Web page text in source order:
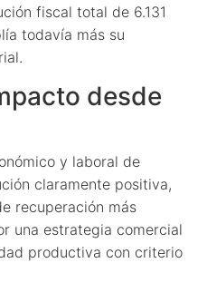
fiscal total de 6.131
todavía más su
desde
y laboral de
claramente positiva,
recuperación más
una estrategia comercial
productiva con criterio